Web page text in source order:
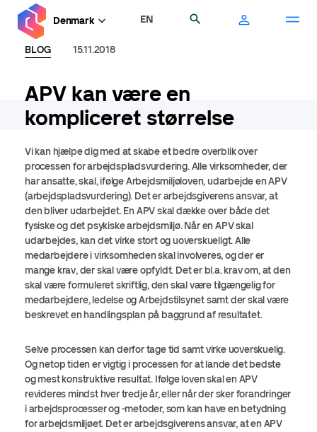
hovedindhold
Denmark EN
BLOG 15.11.2018
APV kan være en
kompliceret størrelse
Vi kan hjælpe dig med at skabe et bedre overblik over
processen for arbejdspladsvurdering. Alle virksomheder, der
har ansatte, skal, ifølge Arbejdsmiljøloven, udarbejde en APV
(arbejdspladsvurdering). Det er arbejdsgiverens ansvar, at
den bliver udarbejdet. En APV skal dække over både det
fysiske og det psykiske arbejdsmiljø. Når en APV skal
udarbejdes, kan det virke stort og uoverskueligt. Alle
medarbejdere i virksomheden skal involveres, og der er
mange krav, der skal være opfyldt. Det er bl.a. krav om, at den
skal være formuleret skriftlig, den skal være tilgængelig for
medarbejdere, ledelse og Arbejdstilsynet samt der skal være
beskrevet en handlingsplan på baggrund af resultatet.
Selve processen kan derfor tage tid samt virke uoverskuelig.
Og netop tiden er vigtig i processen for at lande det bedste
og mest konstruktive resultat. Ifølge loven skal en APV
revideres mindst hver tredje år, eller når der sker forandringer
i arbejdsprocesser og -metoder, som kan have en betydning
for arbejdsmiljøet. Det er arbejdsgiverens ansvar, at en APV